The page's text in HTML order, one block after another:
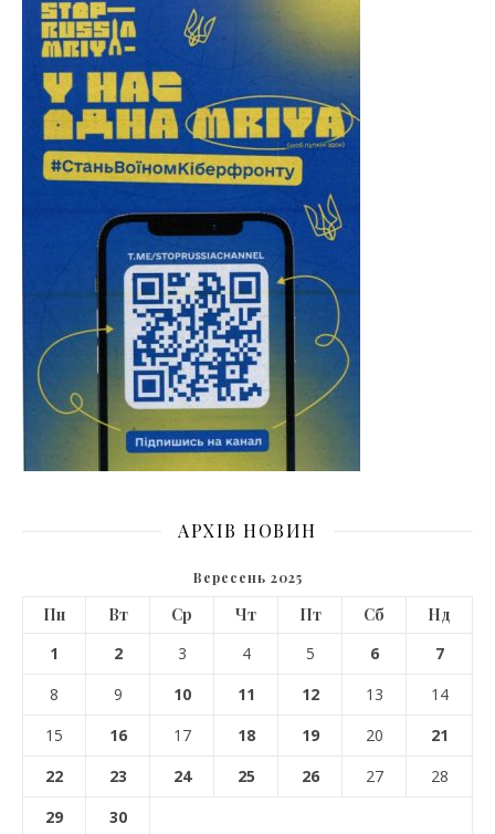
АРХІВ НОВИН
Вересень 2025
Пн Вт Ср Чт Пт Сб
Нд
1
2 3 4 5 6
7
8
9 10 11 12 13
14
15
16 17 18 19 20
21
22
23 24 25 26 27
28
29
30